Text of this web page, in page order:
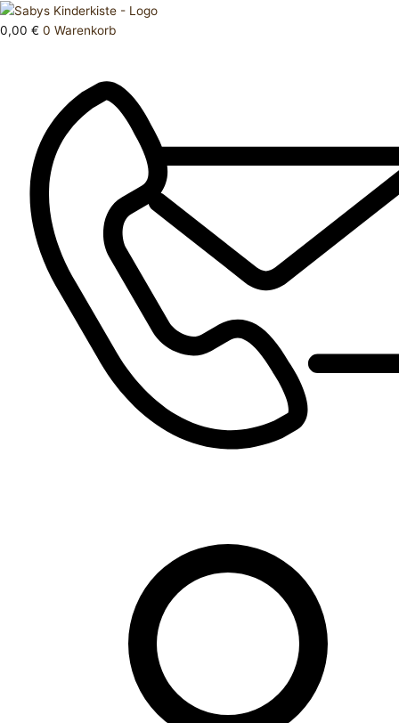
Zum
Inhalt
0,00 € 0 Warenkorb
Products
search
Beutel
Menge